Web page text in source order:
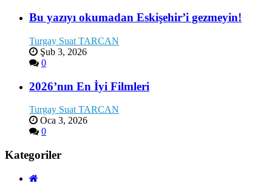
Bu yazıyı okumadan Eskişehir’i gezmeyin!
Turgay Suat TARCAN
Şub 3, 2026
0
2026’nın En İyi Filmleri
Turgay Suat TARCAN
Oca 3, 2026
0
Kategoriler